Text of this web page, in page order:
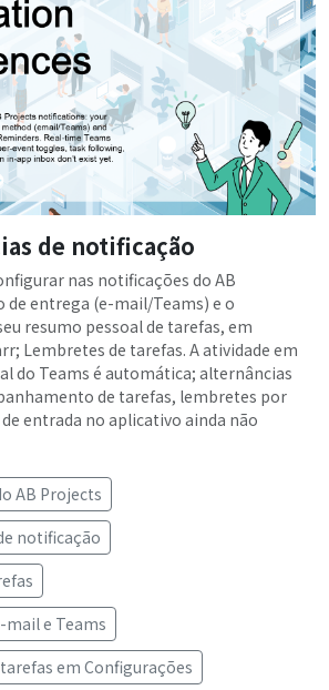
de notificação
nas notificações do AB
de entrega (e-mail/Teams) e o
resumo pessoal de tarefas, em
Lembretes de tarefas. A atividade em
do Teams é automática; alternâncias
de tarefas, lembretes por
entrada no aplicativo ainda não
AB Projects
notificação
e Teams
em Configurações